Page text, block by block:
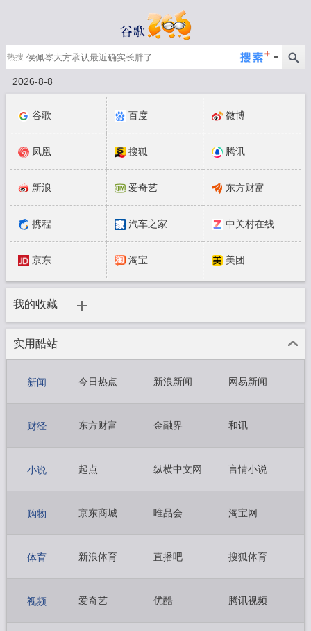
热搜
2026-8-8
谷歌 百度 微博
凤凰 搜狐 腾讯
新浪 爱奇艺 东方财富
携程 汽车之家 中关村在线
京东 淘宝 美团
我的收藏
实用酷站
新闻 今日热点 新浪新闻 网易新闻
财经
东方财富 金融界 和讯
小说
起点 纵横中文网 言情小说
购物
京东商城 唯品会 淘宝网
体育
新浪体育 直播吧 搜狐体育
视频
爱奇艺 优酷 腾讯视频